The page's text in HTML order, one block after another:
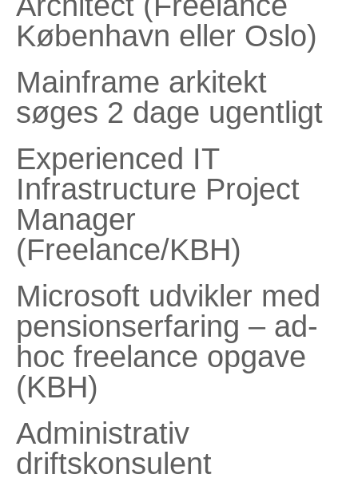
København eller Oslo)
Mainframe arkitekt
søges 2 dage ugentligt
Experienced IT
Infrastructure Project
Manager
(Freelance/KBH)
Microsoft udvikler med
pensionserfaring – ad-
hoc freelance opgave
(KBH)
Administrativ
driftskonsulent